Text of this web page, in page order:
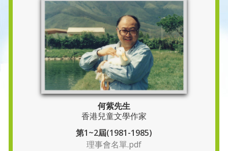
何紫先生
香港兒童文學作家
第1~2屆(1981-1985)
理事會名單.pdf